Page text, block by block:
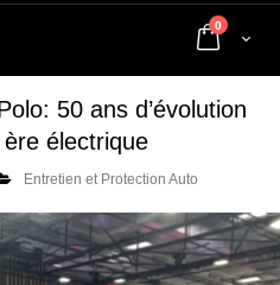
Cart
0 articles
50 ans d’évolution
électrique
Entretien et Protection Auto